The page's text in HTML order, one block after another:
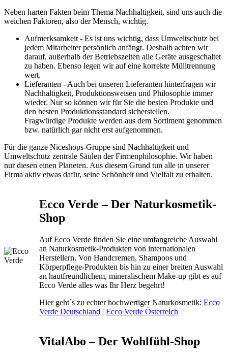
Neben harten Fakten beim Thema Nachhaltigkeit, sind uns auch die
weichen Faktoren, also der Mensch, wichtig.
Aufmerksamkeit - Es ist uns wichtig, dass Umweltschutz bei
jedem Mitarbeiter persönlich anfängt. Deshalb achten wir
darauf, außerhalb der Betriebszeiten alle Geräte ausgeschaltet
zu haben. Ebenso legen wir auf eine korrekte Mülltrennung
wert.
Lieferanten - Auch bei unseren Lieferanten hinterfragen wir
Nachhaltigkeit, Produktionsweisen und Philosophie immer
wieder. Nur so können wir für Sie die besten Produkte und
den besten Produktionsstandard sicherstellen.
Fragwürdige Produkte werden aus dem Sortiment genommen
bzw. natürlich gar nicht erst aufgenommen.
Für die ganze Niceshops-Gruppe sind Nachhaltigkeit und
Umweltschutz zentrale Säulen der Firmenphilosophie. Wir haben
nur diesen einen Planeten. Aus diesem Grund tun alle in unserer
Firma aktiv etwas dafür, seine Schönheit und Vielfalt zu erhalten.
Ecco Verde – Der Naturkosmetik-
Shop
Auf Ecco Verde finden Sie eine umfangreiche Auswahl
an Naturkosmetik-Produkten von internationalen
Herstellern. Von Handcremen, Shampoos und
Körperpflege-Produkten bis hin zu einer breiten Auswahl
an hautfreundlichem, mineralischem Make-up gibt es auf
Ecco Verde alles was Ihr Herz begehrt!
Hier geht´s zu echter hochwertiger Naturkosmetik: Ecco
Verde Deutschland | Ecco Verde Österreich
VitalAbo – Der Wohlfühl-Shop